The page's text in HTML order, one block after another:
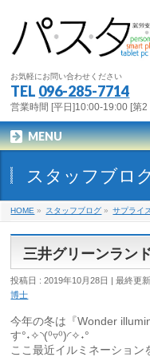
お気軽にお問い合わせください
TEL 096-285-7714
営業時間 [平日]10:00-19:00 [第
MENU
スタッフブロ
HOME » スタッフブログ » サプライ
三井グリーンラン
投稿日 : 2019年10月28日 最終更
博士
今年の冬は『Wonder
す°˖✧◝(⁰▿⁰)◜✧˖°
ここ最近イルミネーション